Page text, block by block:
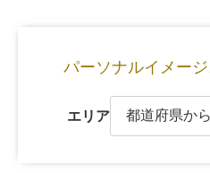
パーソナルイメージ
エリア